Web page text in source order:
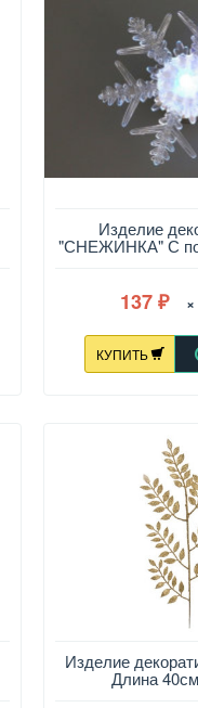
Изделие
"СНЕЖИНКА" С
137₽ ×
КУПИТЬ
Изделие
Длина